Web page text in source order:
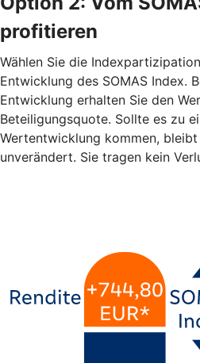
profitieren
Wählen Sie die
Entwicklung des SOMAS Index.
Entwicklung erhalten Sie den
Beteiligungsquote. Sollte es zu
Wertentwicklung kommen,
unverändert. Sie tragen kein